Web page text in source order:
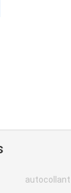
autocollant